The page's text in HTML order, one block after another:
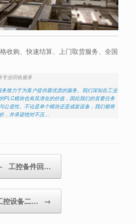
收购、快速结算、上门取货服务、全国
专业回收服务
致力于为客户提供最优质的服务。我们深知在工业
PLC模块也有其潜在的价值，因此我们的首要任务
公道性。不论是单个模块还是成套设备，我们都将
，并承诺绝对不压…
工控备件回…
控设备二… →